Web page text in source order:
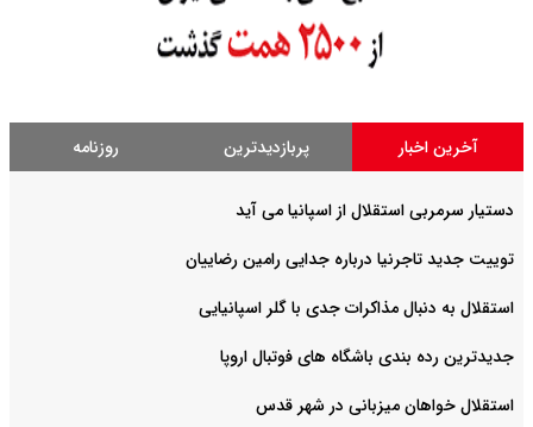
آخرین اخبار پربازدیدترین روزنامه
دستیار سرمربی استقلال از اسپانیا می آید
توییت جدید تاجرنیا درباره جدایی رامین رضاییان
استقلال به دنبال مذاکرات جدی با گلر اسپانیایی
جدیدترین رده بندی باشگاه های فوتبال اروپا
استقلال خواهان میزبانی در شهر قدس